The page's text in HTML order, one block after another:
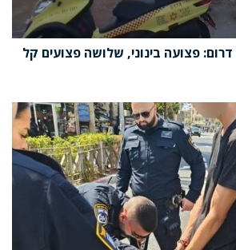
פצועה בינוני, שלושה פצועים קל